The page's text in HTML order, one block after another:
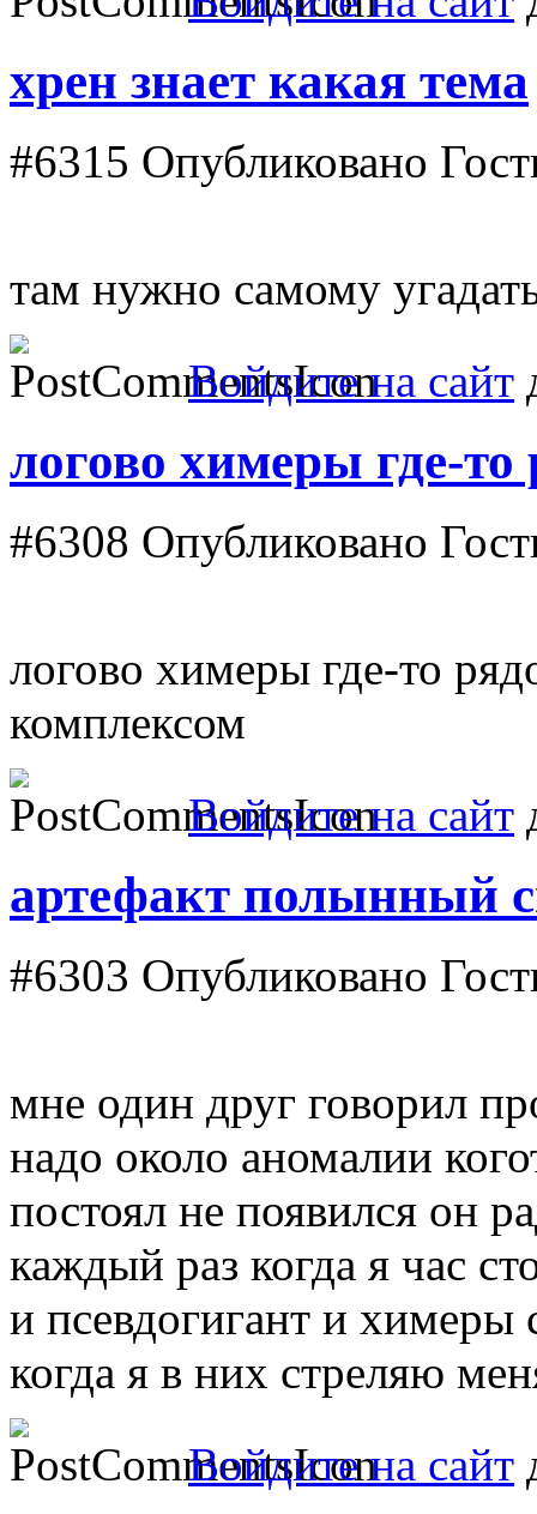
хрен знает какая тема
#6315 Опубликовано
там нужно самому
Войдите на сайт
логово химеры где-то
#6308 Опубликовано
логово химеры где-то
комплексом
Войдите на сайт
артефакт полынный
#6303 Опубликовано
мне один друг говорил
надо около аномалии
постоял не появился он
каждый раз когда я час
и псевдогигант и химеры
когда я в них стреляю
Войдите на сайт